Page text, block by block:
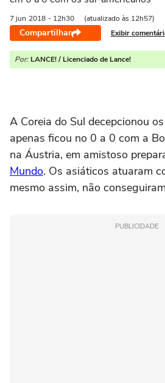
7 jun 2018 - 12h30 (atualizado às 12h57)
Compartilhar Exibir
Por: LANCE! / Licenciado de Lance!
A Coreia do Sul decepcionou
apenas ficou no 0 a 0 com a
na Áustria, em amistoso
Mundo. Os asiáticos atuaram
mesmo assim, não
PUBLICIDADE